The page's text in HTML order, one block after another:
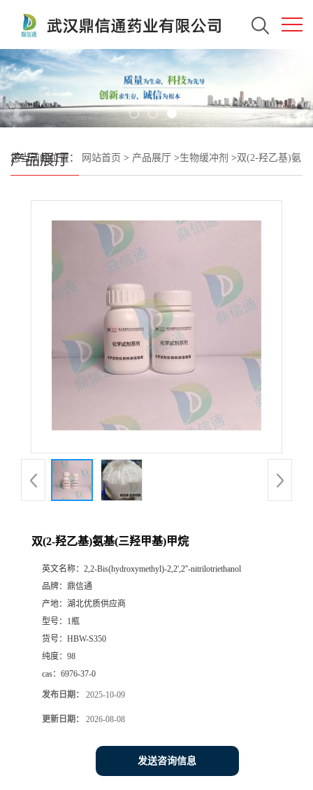
产品展厅
您当前的位置： 网站首页 > 产品展厅 >生物缓冲剂 >双(2-羟乙基)氨
双(2-羟乙基)氨基(三羟甲基)甲烷
英文名称： 2,2-Bis(hydroxymethyl)-2,2',2''-nitrilotriethanol
品牌： 鼎信通
产地： 湖北优质供应商
型号： 1瓶
货号： HBW-S350
纯度： 98
cas： 6976-37-0
发布日期： 2025-10-09
更新日期： 2026-08-08
发送咨询信息